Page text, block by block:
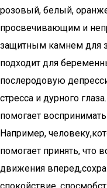
розовый, белый,
просвечивающим и
защитным камнем для
подходит для
послеродовую
стресса и дурного
помогает
Например,
помогает принять, что
движения